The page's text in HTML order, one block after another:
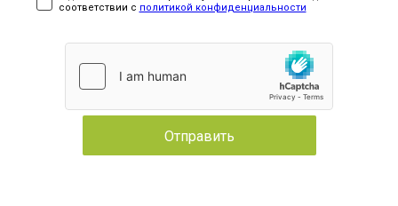
соответствии с политикой конфиденциальности